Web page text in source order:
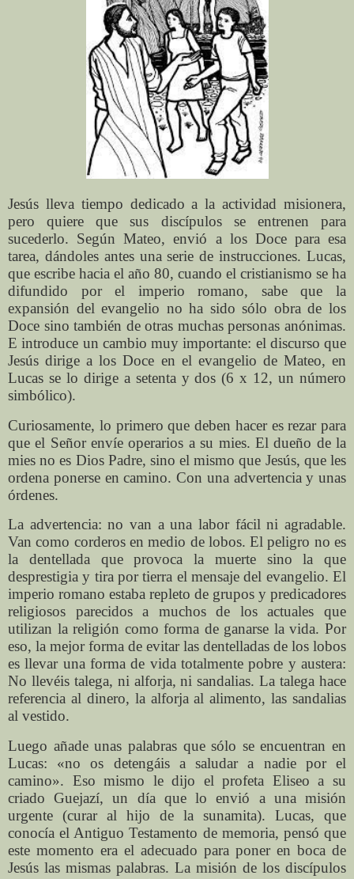
Jesús lleva tiempo dedicado a la actividad misionera,
pero quiere que sus discípulos se entrenen para
sucederlo. Según Mateo, envió a los Doce para esa
tarea, dándoles antes una serie de instrucciones. Lucas,
que escribe hacia el año 80, cuando el cristianismo se ha
difundido por el imperio romano, sabe que la
expansión del evangelio no ha sido sólo obra de los
Doce sino también de otras muchas personas anónimas.
E introduce un cambio muy importante: el discurso que
Jesús dirige a los Doce en el evangelio de Mateo, en
Lucas se lo dirige a setenta y dos (6 x 12, un número
simbólico).
Curiosamente, lo primero que deben hacer es rezar para
que el Señor envíe operarios a su mies. El dueño de la
mies no es Dios Padre, sino el mismo que Jesús, que les
ordena ponerse en camino. Con una advertencia y unas
órdenes.
La advertencia: no van a una labor fácil ni agradable.
Van como corderos en medio de lobos. El peligro no es
la dentellada que provoca la muerte sino la que
desprestigia y tira por tierra el mensaje del evangelio. El
imperio romano estaba repleto de grupos y predicadores
religiosos parecidos a muchos de los actuales que
utilizan la religión como forma de ganarse la vida. Por
eso, la mejor forma de evitar las dentelladas de los lobos
es llevar una forma de vida totalmente pobre y austera:
No llevéis talega, ni alforja, ni sandalias. La talega hace
referencia al dinero, la alforja al alimento, las sandalias
al vestido.
Luego añade unas palabras que sólo se encuentran en
Lucas: «no os detengáis a saludar a nadie por el
camino». Eso mismo le dijo el profeta Eliseo a su
criado Guejazí, un día que lo envió a una misión
urgente (curar al hijo de la sunamita). Lucas, que
conocía el Antiguo Testamento de memoria, pensó que
este momento era el adecuado para poner en boca de
Jesús las mismas palabras. La misión de los discípulos